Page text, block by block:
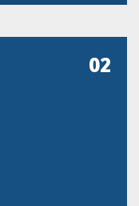
02